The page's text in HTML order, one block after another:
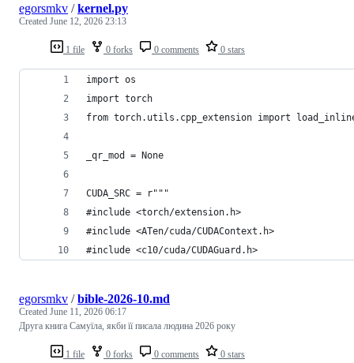
1 file 0 forks 0 comments 0 stars
egorsmkv /kernel.py
Created June 12, 2026 23:13
import os
import torch
from torch.utils.cpp_extension import
_qr_mod = None
CUDA_SRC = r"""
#include <torch/extension.h>
#include <ATen/cuda/CUDAContext.h>
#include <c10/cuda/CUDAGuard.h>
1 file 0 forks 0 comments 0 stars
egorsmkv /bible-2026-10.md
Created June 11, 2026 06:17
Друга книга Самуїла, якби її писала людина 2026 року